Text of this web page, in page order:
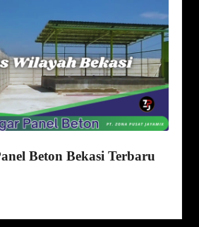
Beton Bekasi Terbaru